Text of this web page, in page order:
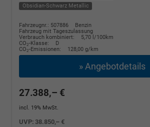
Obsidian-Schwarz Metallic
Fahrzeugnr.: 507886
Benzin
Fahrzeug mit Tageszulassung
Verbrauch kombiniert:
5,70 l/100km
CO2-Klasse:
D
CO2-Emissionen: 128,00 g/km
» Angebotdetails
27.388,– €
incl. 19% MwSt.
UVP: 38.850,– €